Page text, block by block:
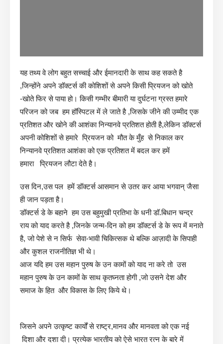
यह तथ्य वे लोग बहुत सच्चाई और ईमानदारी के साथ कह सकते है
,जिन्होंने अपने डॉक्टर्स की कोशिशों से अपने किसी प्रियजन को खोते
-खोते फिर से पाया हो। किसी गम्भीर बीमारी या दुर्घटना ग्रस्त हमारे
परिजन को जब हम हॉस्पिटल में ले जाते है ,जिसके जीने की उम्मीद एक
प्रतिशत और खोने की आशंका निन्यानवे प्रतिशत होती है,लेकिन डॉक्टर्स
अपनी कोशिशों से हमारे प्रियजन को मौत के मुँह से निकाल कर
निन्यानवे प्रतिशत आशंका को एक प्रतिशत में बदल कर हमें
हमारा प्रियजन लौटा देते है।
उस दिन,उस पल हमें डॉक्टर्स आसमान से उतर कर आया भगवान् जैसा
ही जान पड़ता है।
डॉक्टर्स डे के बहाने हम उस बहुमुखी प्रतिभा के धनी डॉ.बिधान चन्द्र
राय को याद करते है ,जिनके जन्म-दिन को हम डॉक्टर्स डे के रूप में मनाते
है, जो पेशे से न सिर्फ सेवा-भावी चिकित्सक थे बल्कि आज़ादी के सिपाही
और कुशल राजनीतिज्ञ भी थे।
आज यदि हम उस महान पुरुष के उन कामों को याद ना करे तो उस
महान पुरुष के उन कामों के साथ कृतघ्नता होगी ,जो उसने देश और
समाज के हित और विकास के लिए किये थे।
जिसने अपने उत्कृष्ट कार्यों से राष्ट्र,मानव और मानवता को एक नई
दिशा और दशा दी। प्रत्येक भारतीय को ऐसे भारत रत्न के बारे में